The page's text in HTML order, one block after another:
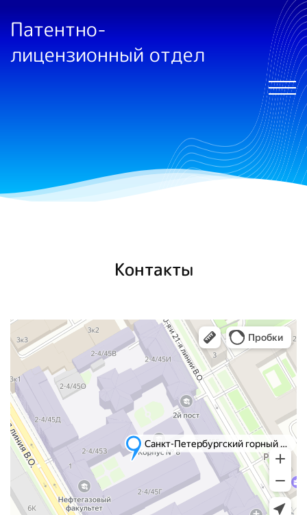
Патентно-
лицензионный отдел
Контакты